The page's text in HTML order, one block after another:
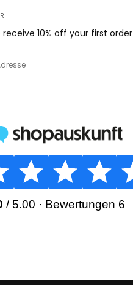
receive 10% off your first order